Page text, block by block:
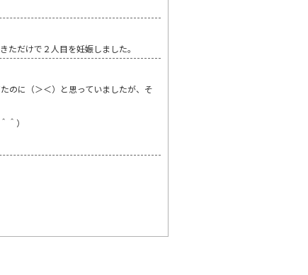
だけで２人目を妊娠しました。
のに（＞＜）と思っていましたが、そ
＾）